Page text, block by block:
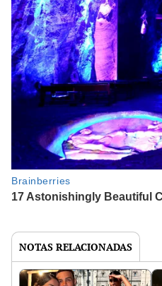
NOTAS RELACIONADAS